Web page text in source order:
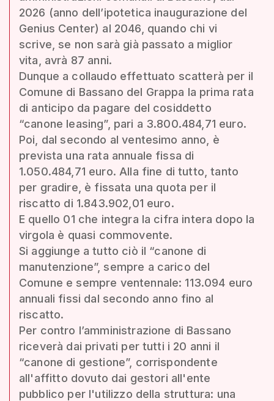
2026 (anno dell’ipotetica inaugurazione del
Genius Center) al 2046, quando chi vi
scrive, se non sarà già passato a miglior
vita, avrà 87 anni.
Dunque a collaudo effettuato scatterà per il
Comune di Bassano del Grappa la prima rata
di anticipo da pagare del cosiddetto
“canone leasing”, pari a 3.800.484,71 euro.
Poi, dal secondo al ventesimo anno, è
prevista una rata annuale fissa di
1.050.484,71 euro. Alla fine di tutto, tanto
per gradire, è fissata una quota per il
riscatto di 1.843.902,01 euro.
E quello 01 che integra la cifra intera dopo la
virgola è quasi commovente.
Si aggiunge a tutto ciò il “canone di
manutenzione”, sempre a carico del
Comune e sempre ventennale: 113.094 euro
annuali fissi dal secondo anno fino al
riscatto.
Per contro l’amministrazione di Bassano
riceverà dai privati per tutti i 20 anni il
“canone di gestione”, corrispondente
all'affitto dovuto dai gestori all'ente
pubblico per l'utilizzo della struttura: una